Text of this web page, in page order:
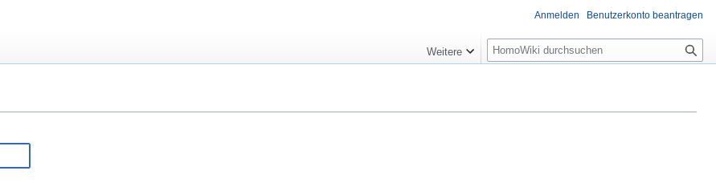
Anmelden Benutzerkonto beantragen
Weitere
Suche